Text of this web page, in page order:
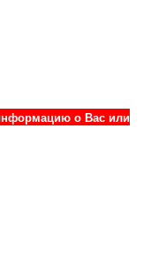
о Вас или